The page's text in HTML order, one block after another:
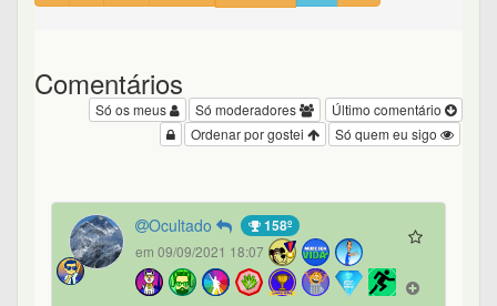
Comentários
Último comentário
Só moderadores
Só os meus
Só quem eu sigo
Ordenar por gostei
Ocultado 158º
em 09/09/2021 18:07